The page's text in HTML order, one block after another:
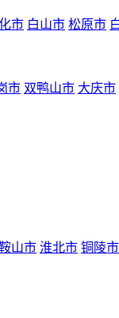
市 白山市 松原市
市 双鸭山市 大庆市
山市 淮北市 铜陵市